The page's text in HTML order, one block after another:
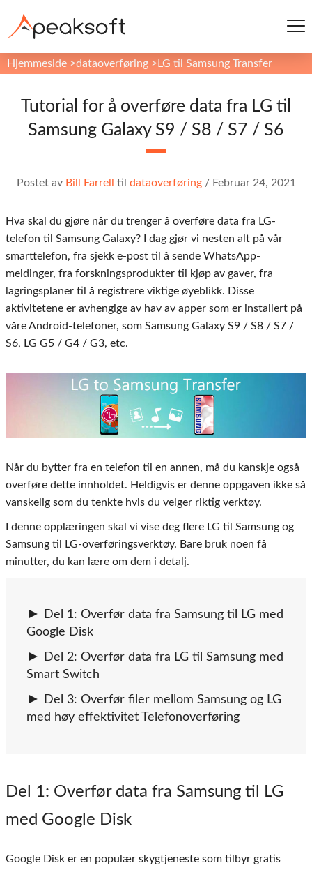
Hjemmeside >dataoverføring > LG til Samsung Transfer
Tutorial for å overføre data fra LG til
Samsung Galaxy S9 / S8 / S7 / S6
Postet av Bill Farrell til dataoverføring/ Februar 24, 2021
Hva skal du gjøre når du trenger å overføre data fra LG-
telefon til Samsung Galaxy? I dag gjør vi nesten alt på vår
smarttelefon, fra sjekk e-post til å sende WhatsApp-
meldinger, fra forskningsprodukter til kjøp av gaver, fra
lagringsplaner til å registrere viktige øyeblikk. Disse
aktivitetene er avhengige av hav av apper som er installert på
våre Android-telefoner, som Samsung Galaxy S9 / S8 / S7 /
S6, LG G5 / G4 / G3, etc.
Når du bytter fra en telefon til en annen, må du kanskje også
overføre dette innholdet. Heldigvis er denne oppgaven ikke så
vanskelig som du tenkte hvis du velger riktig verktøy.
I denne opplæringen skal vi vise deg flere LG til Samsung og
Samsung til LG-overføringsverktøy. Bare bruk noen få
minutter, du kan lære om dem i detalj.
Del 1: Overfør data fra Samsung til LG med
Google Disk
Del 2: Overfør data fra LG til Samsung med
Smart Switch
Del 3: Overfør filer mellom Samsung og LG
med høy effektivitet Telefonoverføring
Del 1: Overfør data fra Samsung til LG
med Google Disk
Google Disk er en populær skygtjeneste som tilbyr gratis